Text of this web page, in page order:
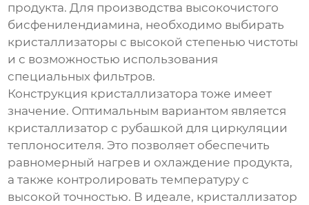
продукта. Для производства высокочистого
бисфенилендиамина, необходимо выбирать
кристаллизаторы с высокой степенью чистоты
и с возможностью использования
специальных фильтров.
Конструкция кристаллизатора тоже имеет
значение. Оптимальным вариантом является
кристаллизатор с рубашкой для циркуляции
теплоносителя. Это позволяет обеспечить
равномерный нагрев и охлаждение продукта,
а также контролировать температуру с
высокой точностью. В идеале, кристаллизатор